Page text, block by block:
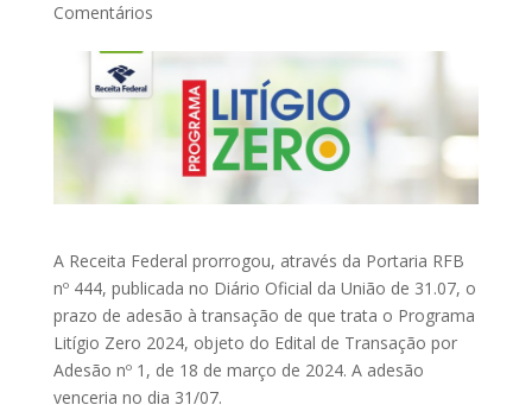
Comentários
A Receita Federal prorrogou, através da Portaria RFB
nº 444, publicada no Diário Oficial da União de 31.07, o
prazo de adesão à transação de que trata o Programa
Litígio Zero 2024, objeto do Edital de Transação por
Adesão nº 1, de 18 de março de 2024. A adesão
venceria no dia 31/07.